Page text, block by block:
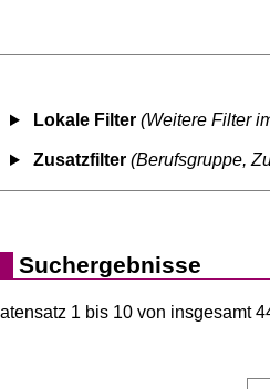
Lokale Filter (Weitere Filter
Zusatzfilter (Berufsgruppe,
Suchergebnisse
1 bis 10 von insgesamt